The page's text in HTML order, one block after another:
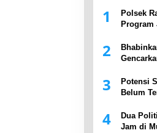
1
Polsek
Program
2
3
Potensi
Belum
4
Dua
Jam di